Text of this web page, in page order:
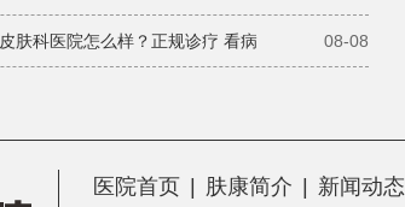
肤科医院怎么样？正规诊疗 看病 08-08
医院首页 | 肤康简介 | 新闻动态